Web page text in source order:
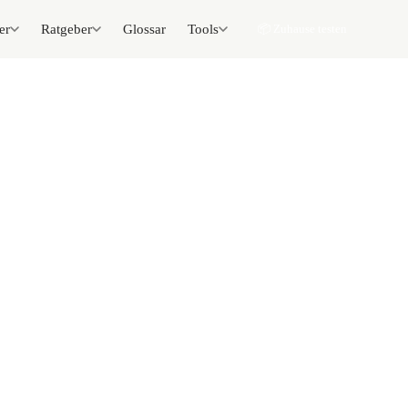
Ratgeber Glossar Tools